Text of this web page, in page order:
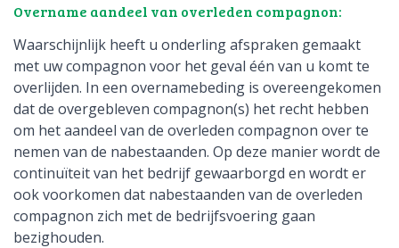
Overname aandeel van overleden compagnon:
Waarschijnlijk heeft u onderling afspraken gemaakt
met uw compagnon voor het geval één van u komt te
overlijden. In een overnamebeding is overeengekomen
dat de overgebleven compagnon(s) het recht hebben
om het aandeel van de overleden compagnon over te
nemen van de nabestaanden. Op deze manier wordt de
continuïteit van het bedrijf gewaarborgd en wordt er
ook voorkomen dat nabestaanden van de overleden
compagnon zich met de bedrijfsvoering gaan
bezighouden.